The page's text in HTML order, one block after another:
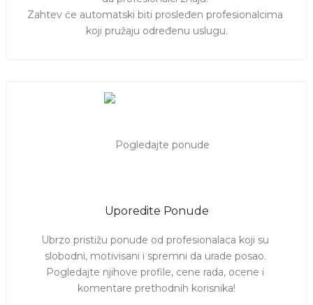
Zahtev će automatski biti prosleđen profesionalcima
koji pružaju određenu uslugu.
Uporedite Ponude
Ubrzo pristižu ponude od profesionalaca koji su
slobodni, motivisani i spremni da urade posao.
Pogledajte njihove profile, cene rada, ocene i
komentare prethodnih korisnika!